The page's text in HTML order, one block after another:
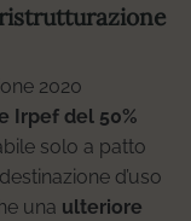
ristrutturazione
2020
Irpef del 50%
solo a patto
d’uso
una ulteriore